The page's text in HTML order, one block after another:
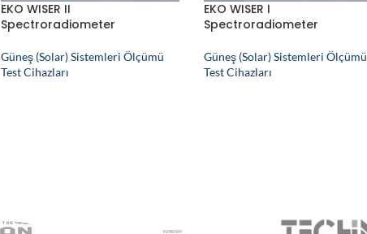
EKO WISER II
Spectroradiometer
Güneş (Solar) Sistemleri Ölçümü
Test Cihazları
EKO WISER I
Spectroradiometer
Güneş (Solar) Sistemleri Ölçümü
Test Cihazları